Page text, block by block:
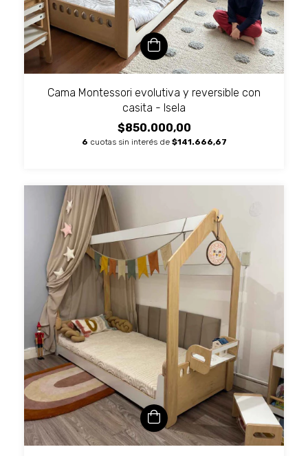
Cama Montessori evolutiva y reversible con
casita - Isela
$850.000,00
6 cuotas sin interés de $141.666,67